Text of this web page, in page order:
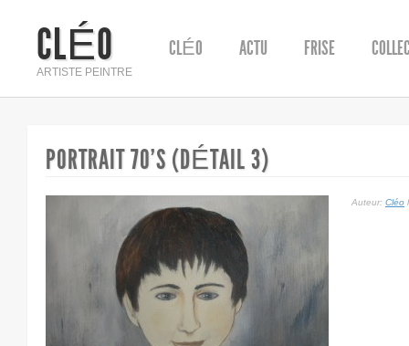
CLÉO
ARTISTE PEINTRE
CLÉO ACTU FRISE
PORTRAIT 70’S (DÉTAIL 3)
Auteur: Cléo